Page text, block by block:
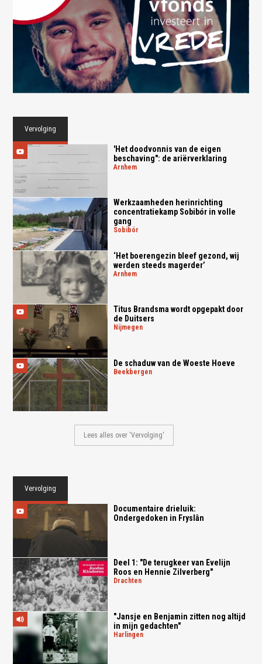
Vervolging
'Het doodvonnis van de eigen
beschaving": de ariërverklaring
arnhem
Werkzaamheden herinrichting
concentratiekamp Sobibór in volle
gang
sobibór
‘Het boerengezin bleef gezond, wij
werden steeds magerder’
arnhem
Titus Brandsma wordt opgepakt door
de Duitsers
nijmegen
De schaduw van de Woeste Hoeve
beekbergen
Lees alles over 'Vervolging'
Vervolging
Documentaire drieluik:
Ondergedoken in Fryslân
Deel 1: "De terugkeer van Evelijn
Roos en Hennie Zilverberg"
drachten
"Jansje en Benjamin zitten nog altijd
in mijn gedachten"
harlingen